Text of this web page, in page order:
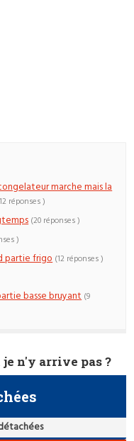
marche mais la
réponses )
(20 réponses )
)
partie frigo (12 réponses )
basse bruyant (9
je n'y arrive pas ?